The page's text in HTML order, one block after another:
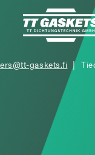
gaskets.fi |